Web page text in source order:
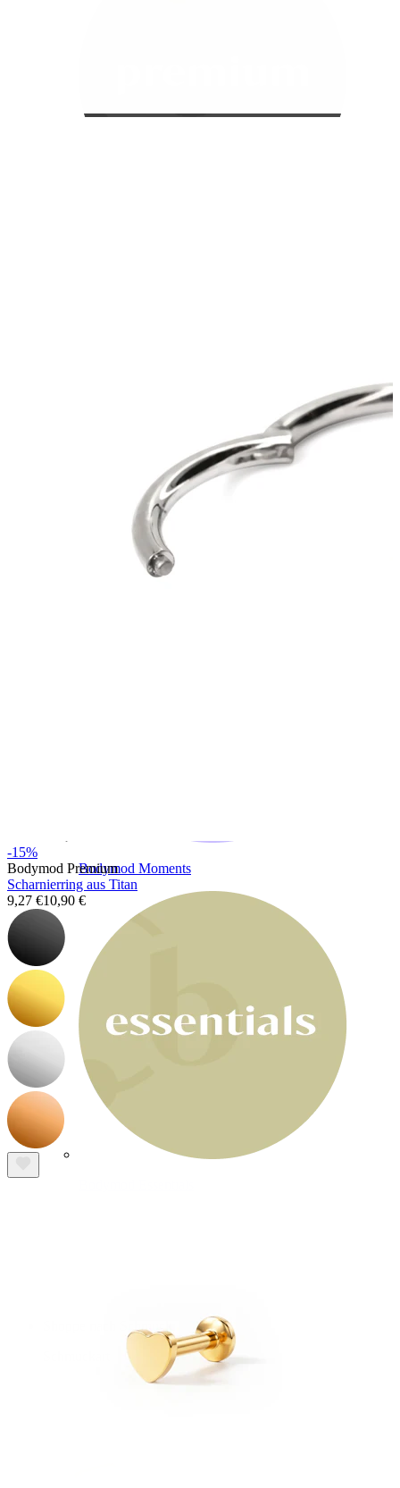
Bodymod Trend
Bodymod Moments
Shoppe nach Schmuck
-15%
Bodymod Premium
Scharnierring aus Titan
9,27 €10,90 €